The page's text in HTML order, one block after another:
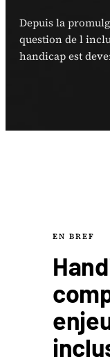
Depuis la
question de l
handicap est
EN BREF